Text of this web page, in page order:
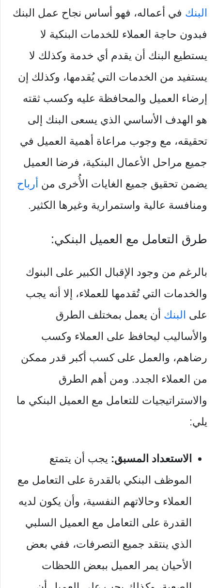
البنك في أعماله، فهو أساس نجاح عمل البنك
فبدون حاجة العملاء للخدمات البنكية لا
يستطيع البنك أن يقدم أي خدمة وكذلك لا
يستفيد من الخدمات التي يُقدمها، وكذلك إن
إرضاء العميل والمحافظة عليه وكسب ثقته
هو الهدف الأساسي الذي يسعى البنك إلى
تحقيقه، مع وجوب مراعاة أهمية العميل في
جميع مراحل الأعمال البنكية، فرضا العميل
يضمن تحقيق جميع الغايات الأُخرى من أرباح
ومنافسة عالية واستمرارية وغيرها الكثير.
طرق التعامل مع العميل البنكي:
بالرغم من وجود الإقبال الكبير على البنوك
والخدمات التي تُقدمها للعملاء، إلا أنه يجب
على البنك أن يعمل بمختلف الطرق
والأساليب ليحافظ على العملاء وكسب
رضاهم، والعمل على كسب أكبر قدر ممكن
من العملاء الجدد. ومن أهم الطرق
والاستراتيجيات للتعامل مع العميل البنكي ما
يلي:
الاستعداد المسبق: يجب أن يتمتع
الموظف البنكي بالقدرة على التعامل مع
العملاء وحالاتهم النفسية، وأن يكون لديه
القدرة على التعامل مع العميل السلبي
الذي ينتقد جميع التصرفات، ففي بعض
الأحيان يمر العميل ببعض اللحظات